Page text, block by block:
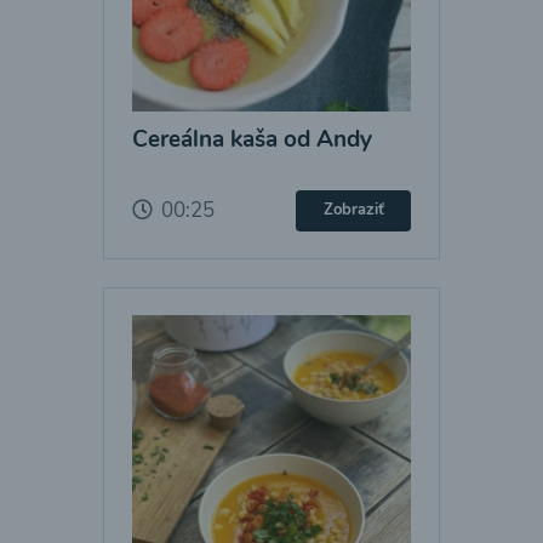
Cereálna kaša od Andy
00:25 Zobraziť